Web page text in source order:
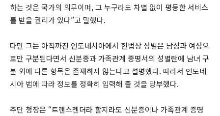
하는 것은 국가의 의무이며, 그 누구라도 차별 없이 평등한 서비스
를 받을 권리가 있다”고 말했다.
다만 그는 아직까진 인도네시아에서 헌법상 성별은 남성과 여성으
로만 구분된다면서 신분증과 가족관계 증명서의 성별란에 남녀 구
분 외에 다른 항목은 존재하지 않는다고 설명했다. 따라서 인도네
시아 법에 따라 정보를 정확히 입력해 줄 것을 당부했다.
주단 청장은 “트랜스젠더라 할지라도 신분증이나 가족관계 증명